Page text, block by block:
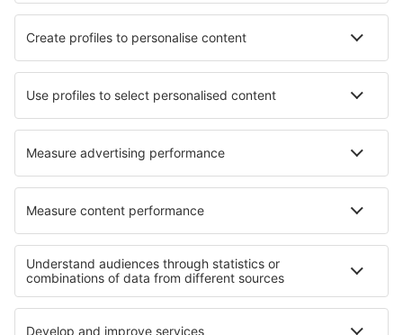
Hotels in Chatham Hotels in Madfeld
Hotels in Naypyidaw Hotels in Queens County
Hotels in Sistersville Hotels in Iseltwald
Hotels in Straškov-Vodochody Hotels in Mellau
Die besten Hotels - Regionen
Hotels in Iguazú Hotels in Los Glaciares
Hotels in Feuerland Hotels auf Sansibar
Hotels in Saguaro-Nationalpark